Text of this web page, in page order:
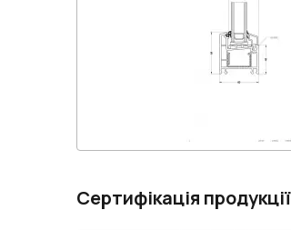
Сертифікація продукції